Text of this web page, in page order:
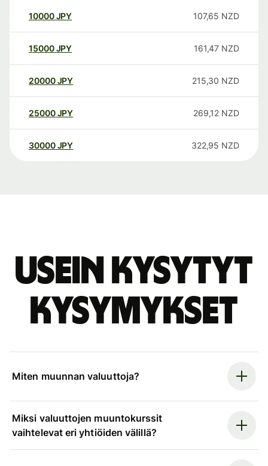
10000 JPY 107,65 NZD
15000 JPY 161,47 NZD
20000 JPY 215,30 NZD
25000 JPY 269,12 NZD
30000 JPY 322,95 NZD
Usein kysytyt
kysymykset
Miten muunnan valuuttoja?
Miksi valuuttojen muuntokurssit
vaihtelevat eri yhtiöiden välillä?